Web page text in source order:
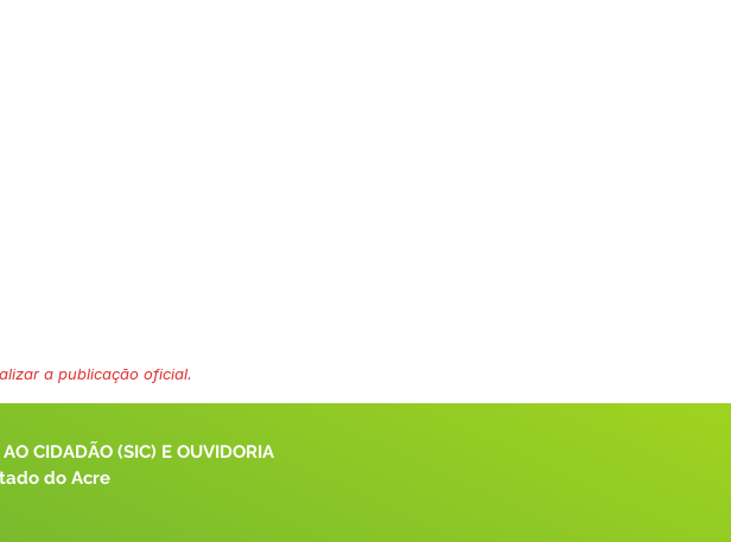
a publicação oficial.
CIDADÃO (SIC) E OUVIDORIA
do Acre